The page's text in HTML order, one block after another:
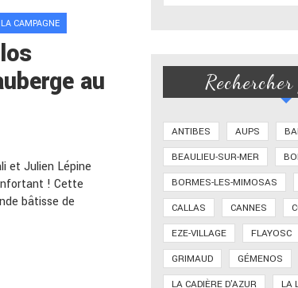
CAMPAGNE
au
et Julien Lépine
! Cette
bâtisse de
ANTIBES AUPS
BEAULIEU-SUR-MER
BORMES-LES-MIMOSAS
CALLAS
CANNES
EZE-VILLAGE
FLAYOSC
GRIMAUD
GÉMENOS
LA CADIÈRE D'AZUR
LA